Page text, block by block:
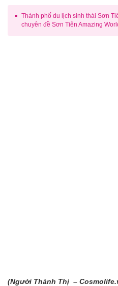
Thành phố du lịch sinh thái Sơn
chuyên đề Sơn Tiên Amazing
(Người Thành Thị –